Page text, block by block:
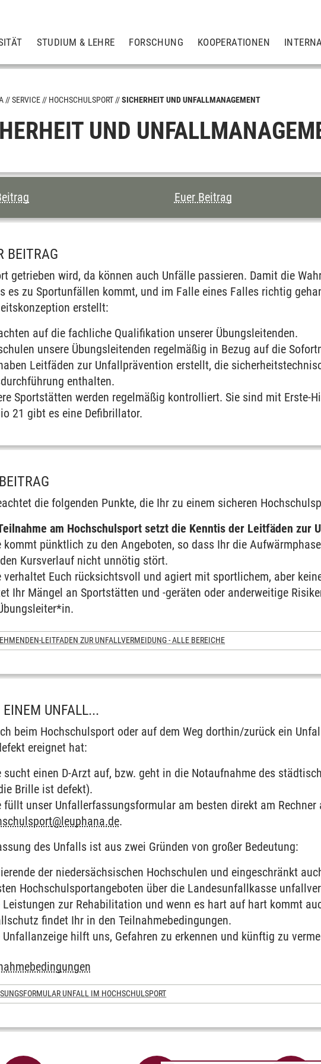
STUDIUM & LEHRE FORSCHUNG KOOPERATIONEN
Turniere
SERVICE HOCHSCHULSPORT SICHERHEIT UND UNFALLMANAGEMENT
UND
DIESER SEITE
Euer Beitrag
BEITRAG
getrieben wird, da können auch Unfälle passieren. Damit die
es zu Sportunfällen kommt, und im Falle eines Falles richtig
erstellt:
auf die fachliche Qualifikation unserer Übungsleitenden.
unsere Übungsleitenden regelmäßig in Bezug auf die
Leitfäden zur Unfallprävention erstellt, die
enthalten.
Sportstätten werden regelmäßig kontrolliert. Sie sind mit Erste-
21 gibt es eine Defibrillator.
die folgenden Punkte, die Ihr zu einem sicheren
am Hochschulsport setzt die Kenntis der Leitfäden zur
kommt pünktlich zu den Angeboten, so dass Ihr die
Kursverlauf nicht unnötig stört.
verhaltet Euch rücksichtsvoll und agiert mit sportlichem, aber
Ihr Mängel an Sportstätten und -geräten oder anderweitige
LEITFADEN ZUR UNFALLVERMEIDUNG - ALLE BEREICHE
UNFALL...
beim Hochschulsport oder auf dem Weg dorthin/zurück ein
ereignet hat:
sucht einen D-Arzt auf, bzw. geht in die Notaufnahme des
Brille ist defekt).
füllt unser Unfallerfassungsformular am besten direkt am Rechner
@leuphana.de.
des Unfalls ist aus zwei Gründen von großer Bedeutung:
der niedersächsischen Hochschulen und eingeschränkt
Hochschulsportangeboten über die Landesunfallkasse
Leistungen zur Rehabilitation und wenn es hart auf hart kommt
findet Ihr in den Teilnahmebedingungen.
Unfallanzeige hilft uns, Gefahren zu erkennen und künftig zu
UNFALL IM HOCHSCHULSPORT